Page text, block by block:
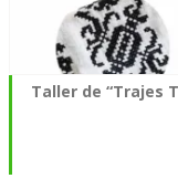
Taller de “Trajes